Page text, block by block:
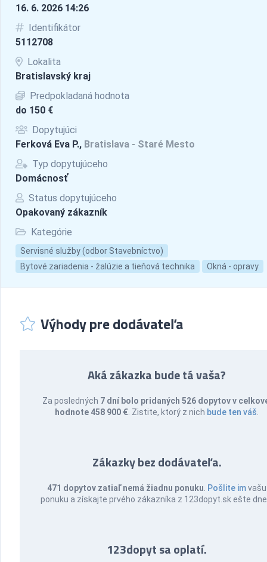
16. 6. 2026 14:26
Identifikátor
5112708
Lokalita
Bratislavský kraj
Predpokladaná hodnota
do 150 €
Dopytujúci
Ferková Eva P., Bratislava - Staré Mesto
Typ dopytujúceho
Domácnosť
Status dopytujúceho
Opakovaný zákazník
Kategórie
Servisné služby (odbor Stavebníctvo)
Bytové zariadenia - žalúzie a tieňová technika
Okná - opravy
Výhody pre dodávateľa
Aká zákazka bude tá vaša?
Za posledných 7 dní bolo pridaných 526 dopytov v
hodnote 458 900 € . Zistite, ktorý z nich bude ten váš
Zákazky bez dodávateľa.
471 dopytov zatiaľ nemá žiadnu ponuku Pošlite imvašu
ponuku a získajte prvého zákazníka z 123dopyt.sk ešte
123dopyt sa oplatí.